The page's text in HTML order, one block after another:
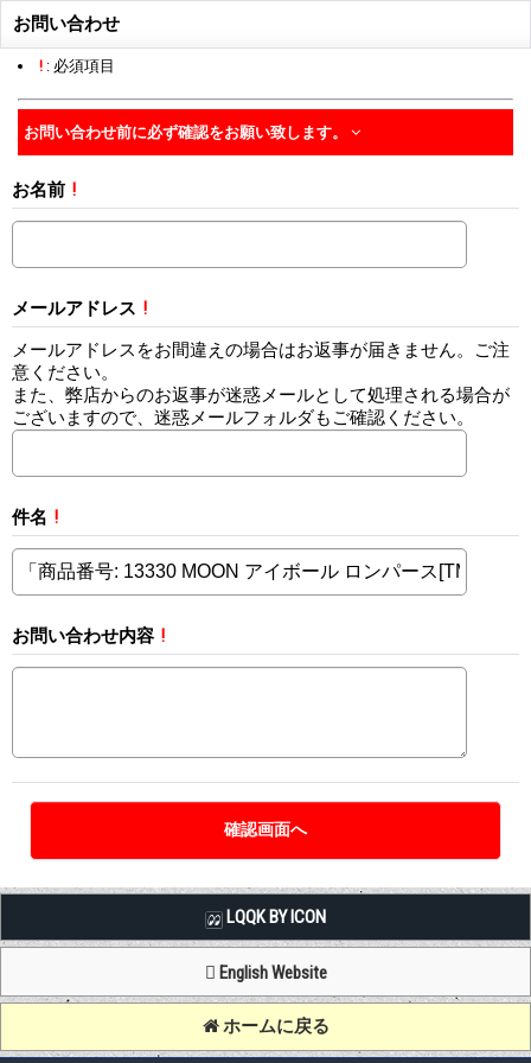
お問い合わせ
! : 必須項目
お問い合わせ前に必ず確認をお願い致します。
お名前 !
メールアドレス !
メールアドレスをお間違えの場合はお返事が届きません。ご注
意ください。
また、弊店からのお返事が迷惑メールとして処理される場合が
ございますので、迷惑メールフォルダもご確認ください。
件名 !
お問い合わせ内容 !
LQQK BY ICON
English Website
ホームに戻る